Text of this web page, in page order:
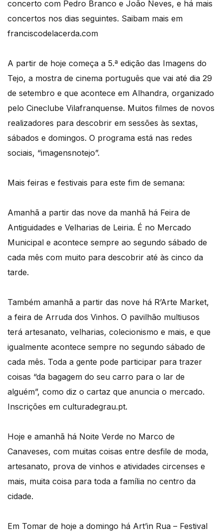
concerto com Pedro Branco e João Neves, e há mais
concertos nos dias seguintes. Saibam mais em
franciscodelacerda.com
A partir de hoje começa a 5.ª edição das Imagens do
Tejo, a mostra de cinema português que vai até dia 29
de setembro e que acontece em Alhandra, organizado
pelo Cineclube Vilafranquense. Muitos filmes de novos
realizadores para descobrir em sessões às sextas,
sábados e domingos. O programa está nas redes
sociais, “imagensnotejo”.
Mais feiras e festivais para este fim de semana:
Amanhã a partir das nove da manhã há Feira de
Antiguidades e Velharias de Leiria. É no Mercado
Municipal e acontece sempre ao segundo sábado de
cada mês com muito para descobrir até às cinco da
tarde.
Também amanhã a partir das nove há R’Arte Market,
a feira de Arruda dos Vinhos. O pavilhão multiusos
terá artesanato, velharias, colecionismo e mais, e que
igualmente acontece sempre no segundo sábado de
cada mês. Toda a gente pode participar para trazer
coisas “da bagagem do seu carro para o lar de
alguém”, como diz o cartaz que anuncia o mercado.
Inscrições em culturadegrau.pt.
Hoje e amanhã há Noite Verde no Marco de
Canaveses, com muitas coisas entre desfile de moda,
artesanato, prova de vinhos e atividades circenses e
mais, muita coisa para toda a família no centro da
cidade.
Em Tomar de hoje a domingo há Art’in Rua – Festival